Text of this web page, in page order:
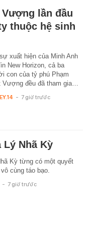
lần đầu
thuộc hệ sinh
xuất hiện của Minh Anh
New Horizon, cả ba
con của tỷ phú Phạm
Vượng đều đã tham gia…
- 7 giờ trước
Lý Nhã Kỳ
Kỳ từng có một quyết
cùng táo bạo.
- 7 giờ trước